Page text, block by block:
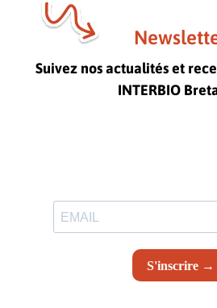
Suivez nos actualités et
INTERBIO